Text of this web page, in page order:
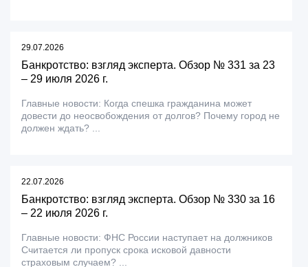
29.07.2026
Банкротство: взгляд эксперта. Обзор № 331 за 23
– 29 июля 2026 г.
Главные новости: Когда спешка гражданина может
довести до неосвобождения от долгов? Почему город не
должен ждать? ...
22.07.2026
Банкротство: взгляд эксперта. Обзор № 330 за 16
– 22 июля 2026 г.
Главные новости: ФНС России наступает на должников
Считается ли пропуск срока исковой давности
страховым случаем? ...